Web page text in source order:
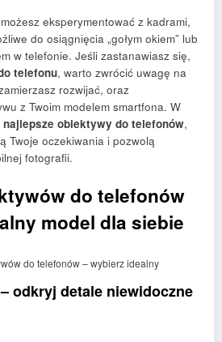
eksperymentować z kadrami,
do osiągnięcia „gołym okiem” lub
w telefonie. Jeśli zastanawiasz się,
telefonu, warto zwrócić uwagę na
rozwijać, oraz
z Twoim modelem smartfona. W
najlepsze obiektywy do telefonów,
Twoje oczekiwania i pozwolą
fotografii.
do telefonów
model dla siebie
odkryj detale niewidoczne